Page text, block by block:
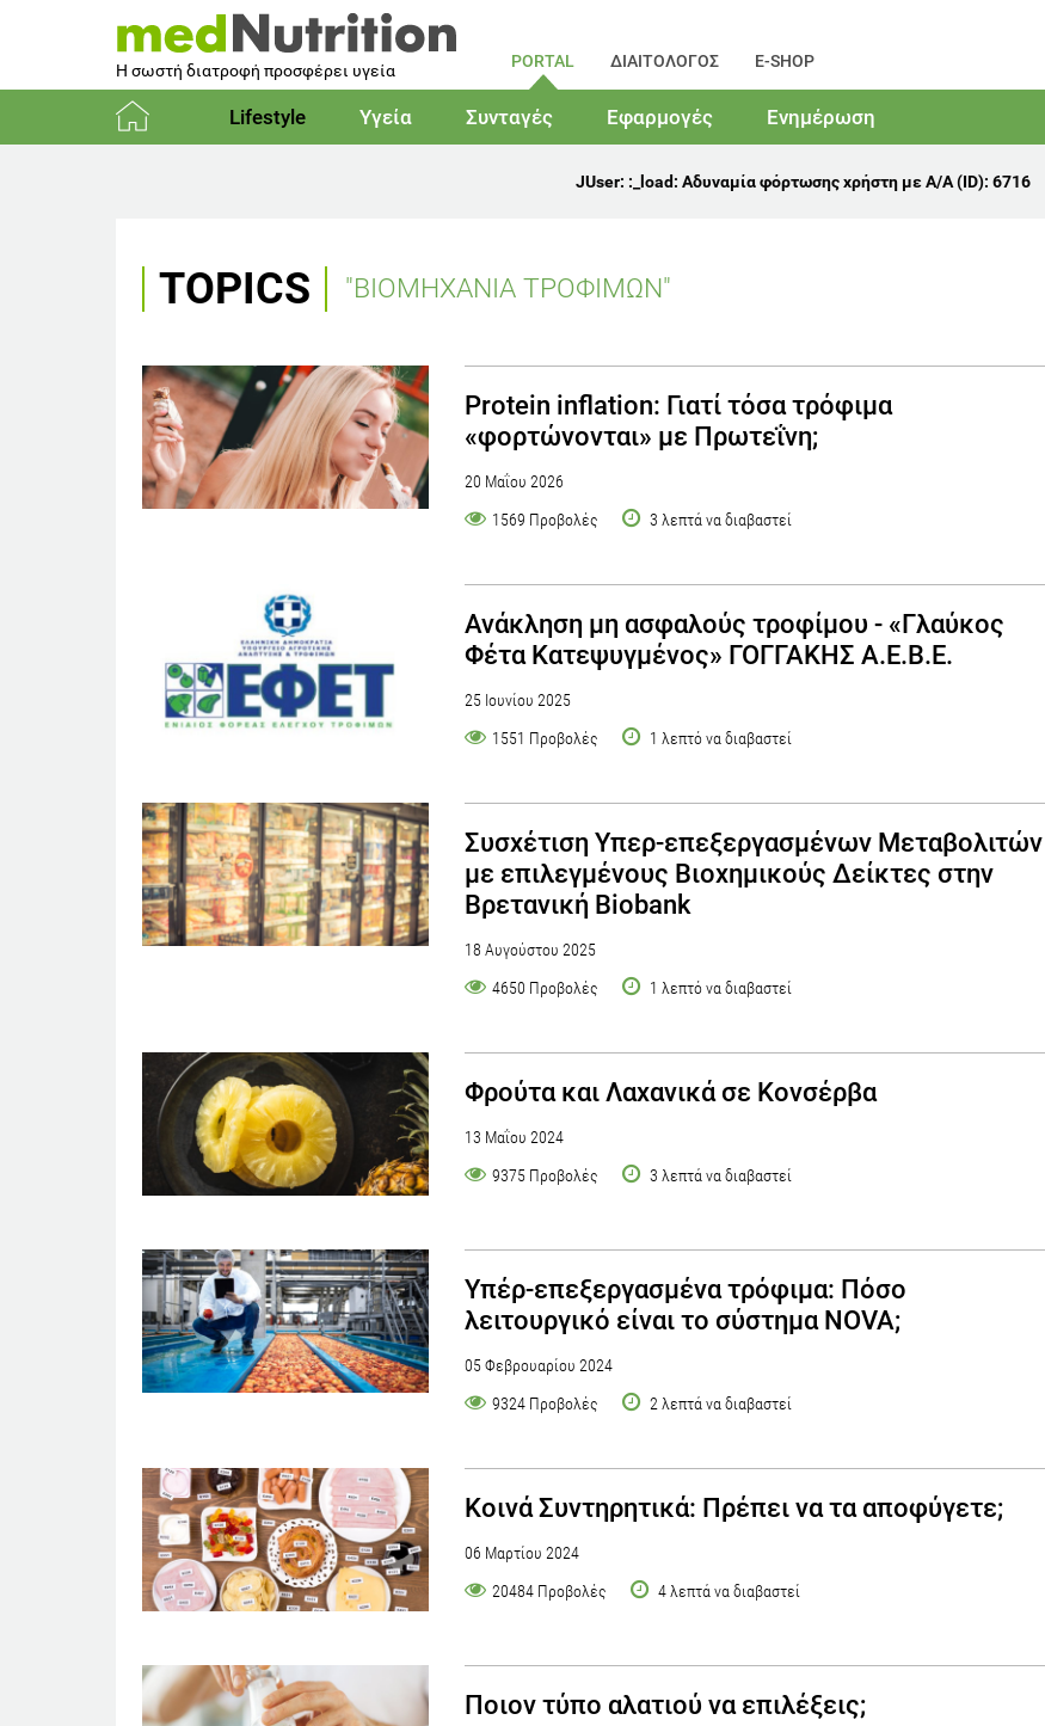
Η σωστή διατροφή προσφέρει υγεία PORTAL ΔΙΑΙΤΟΛΟΓΟΣ E-SHOP
Lifestyle Υγεία Συνταγές Εφαρμογές Ενημέρωση
JUser: :_load: Αδυναμία φόρτωσης χρήστη με Α/Α (ID): 6716
TOPICS "ΒΙΟΜΗΧΑΝΙΑ ΤΡΟΦΙΜΩΝ"
Protein inflation: Γιατί τόσα τρόφιμα
«φορτώνονται» με Πρωτεΐνη;
20 Μαΐου 2026
1569 Προβολές
3 λεπτά να διαβαστεί
Ανάκληση μη ασφαλούς τροφίμου - «Γλαύκος
Φέτα Κατεψυγμένος» ΓΟΓΓΑΚΗΣ Α.Ε.Β.Ε.
25 Ιουνίου 2025
1551 Προβολές
1 λεπτό να διαβαστεί
Συσχέτιση Υπερ-επεξεργασμένων Μεταβολιτών
με επιλεγμένους Βιοχημικούς Δείκτες στην
Βρετανική Biobank
18 Αυγούστου 2025
4650 Προβολές
1 λεπτό να διαβαστεί
Φρούτα και Λαχανικά σε Κονσέρβα
13 Μαΐου 2024
9375 Προβολές
3 λεπτά να διαβαστεί
Υπέρ-επεξεργασμένα τρόφιμα: Πόσο
λειτουργικό είναι το σύστημα NOVA;
05 Φεβρουαρίου 2024
9324 Προβολές
2 λεπτά να διαβαστεί
Κοινά Συντηρητικά: Πρέπει να τα αποφύγετε;
06 Μαρτίου 2024
20484 Προβολές
4 λεπτά να διαβαστεί
Ποιον τύπο αλατιού να επιλέξεις;